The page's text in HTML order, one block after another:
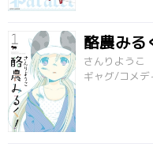
酪農みる
さんりようこ
ギャグ/コメ